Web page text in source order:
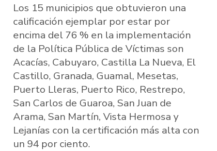
Los 15 municipios que obtuvieron una
calificación ejemplar por estar por
encima del 76 % en la implementación
de la Política Pública de Víctimas son
Acacías, Cabuyaro, Castilla La Nueva, El
Castillo, Granada, Guamal, Mesetas,
Puerto Lleras, Puerto Rico, Restrepo,
San Carlos de Guaroa, San Juan de
Arama, San Martín, Vista Hermosa y
Lejanías con la certificación más alta con
un 94 por ciento.